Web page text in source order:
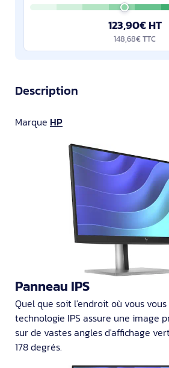
123,90€ HT
148,68€ TTC
Description
Marque HP
Panneau IPS
Quel que soit l'endroit où vous
technologie IPS assure une image
sur de vastes angles d'affichage
178 degrés.